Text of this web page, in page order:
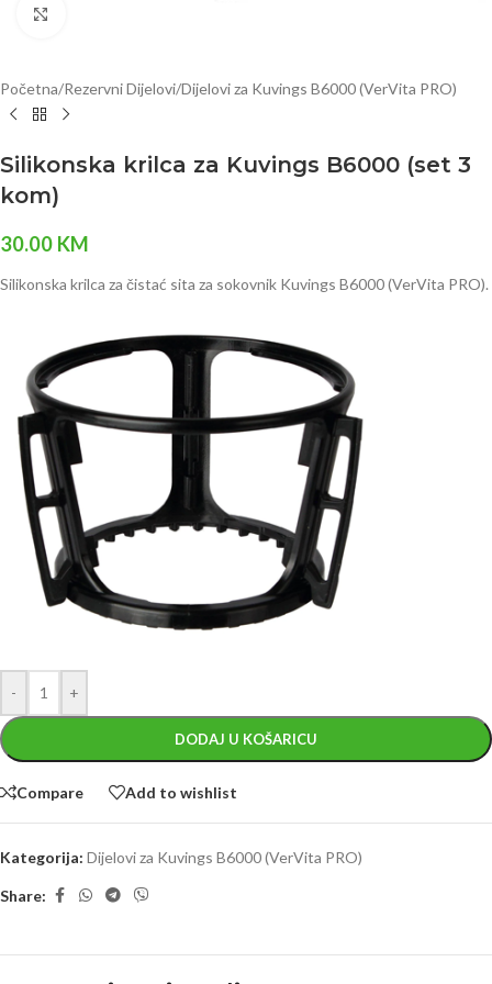
Početna/Rezervni Dijelovi/Dijelovi za Kuvings B6000 (VerVita PRO)
Silikonska krilca za Kuvings B6000 (set 3
kom)
30.00 KM
Silikonska krilca za čistać sita za sokovnik Kuvings B6000 (VerVita PRO).
- +
DODAJ U KOŠARICU
Compare Add to wishlist
Kategorija: Dijelovi za Kuvings B6000 (VerVita PRO)
Share: